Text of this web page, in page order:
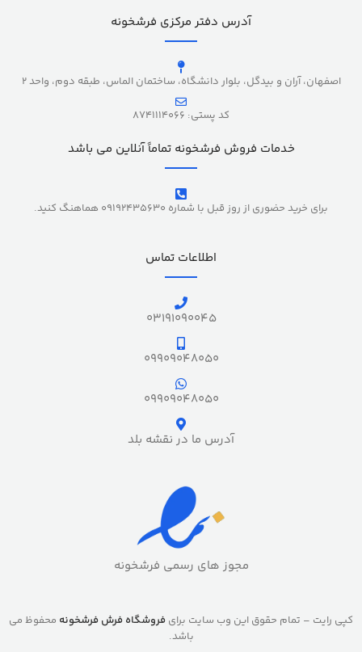
آدرس دفتر مرکزی فرشخونه
اصفهان، آران و بیدگل، بلوار دانشگاه، ساختمان الماس، طبقه دوم، واحد 2
کد پستی: 8741114066
خدمات فروش فرشخونه تماماً آنلاین می باشد
برای خرید حضوری از روز قبل با شماره 09192435630 هماهنگ کنید.
اطلاعات تماس
03191090045
09909048050
09909048050
آدرس ما در نقشه بلد
مجوز های رسمی فرشخونه
کپی رایت – تمام حقوق این وب سایت برای فروشگاه فرش فرشخونه محفوظ می
باشد.